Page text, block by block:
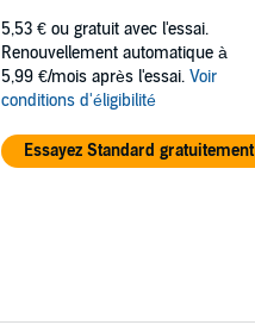
5,53 € ou gratuit avec l'essai.
Renouvellement automatique à
5,99 €/mois après l'essai. Voir
conditions d'éligibilité
Essayez Standard gratuitement